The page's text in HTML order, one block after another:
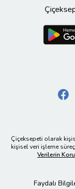
Çiçeksepeti olarak
kişisel veri işleme
Verilerin
Faydalı